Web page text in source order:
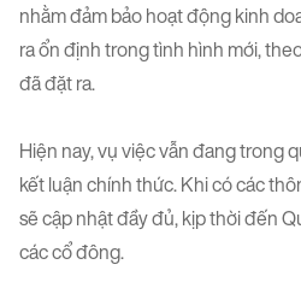
nhằm đảm bảo hoạt động kinh
ra ổn định trong tình hình mới,
đã đặt ra.
Hiện nay, vụ việc vẫn đang trong
kết luận chính thức. Khi có các
sẽ cập nhật đầy đủ, kịp thời đến
các cổ đông.